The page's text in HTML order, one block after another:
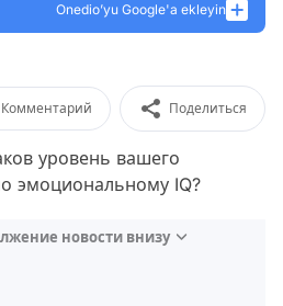
Onedio’yu Google'a ekleyin
Комментарий Поделиться
уровень вашего
эмоциональному IQ?
новости внизу